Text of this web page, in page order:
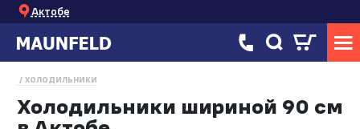
Актобе
ХОЛОДИЛЬНИКИ
Холодильники шириной 90 см